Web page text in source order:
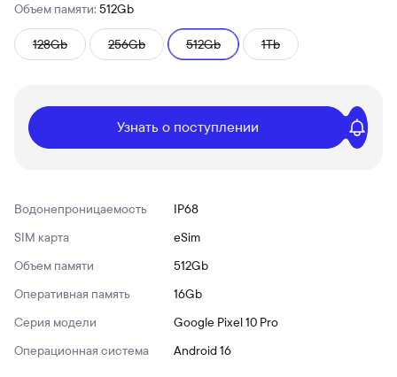
Объем памяти: 512Gb
128Gb 256Gb 512Gb 1Tb
Узнать о поступлении
Водонепроницаемость
IP68
SIM карта
eSim
Объем памяти
512Gb
Оперативная память
16Gb
Серия модели
Google Pixel 10 Pro
Операционная система
Android 16